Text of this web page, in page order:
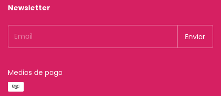
Newsletter
Medios de pago